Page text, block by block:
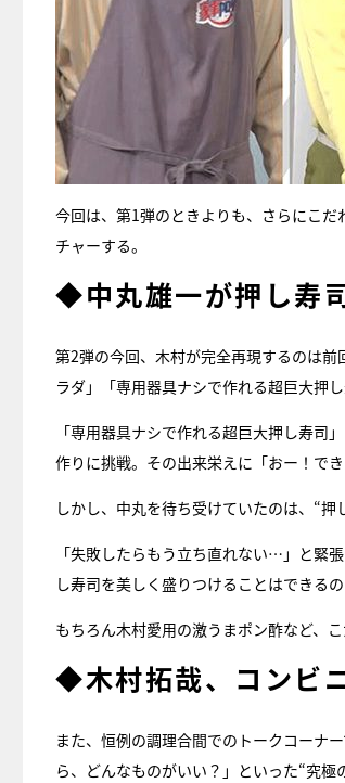
今回は、第1弾のときよりも、さらにこ
チャーする。
◆中丸雄一が押し寿
第2弾の今回、木村が完全再現するのは
ラダ」「専用器具ナシで作れる超巨大押
「専用器具ナシで作れる超巨大押し寿司
作りに挑戦。その出来栄えに「おー！で
しかし、中丸を待ち受けていたのは、“
「失敗したらもう立ち直れない…」と緊
し寿司を美しく盛りつけることはできる
もちろん木村愛用の激うまポン酢など、
◆木村拓哉、コンビ
また、恒例の調理合間でのトークコーナ
ら、どんなものがいい？」といった“究